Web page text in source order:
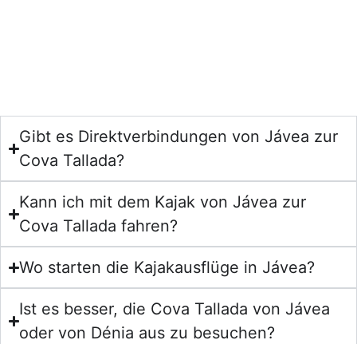
Gibt es Direktverbindungen von Jávea zur
Cova Tallada?
Kann ich mit dem Kajak von Jávea zur
Cova Tallada fahren?
Wo starten die Kajakausflüge in Jávea?
Ist es besser, die Cova Tallada von Jávea
oder von Dénia aus zu besuchen?